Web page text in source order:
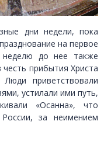
дни недели, пока
на первое
неделю до нее также
прибытия Христа
приветствовали
устилали ими путь,
«Осанна», что
за неимением